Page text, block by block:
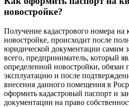
новостройке?
Получение кадастрового номера на
новостройке, происходит после
юридической документации самим
всего, предприниматель, который
определенной новостройки, обязан
эксплуатацию и после
внесения данного помещения в
оформить кадастровый паспорт и
документации на право